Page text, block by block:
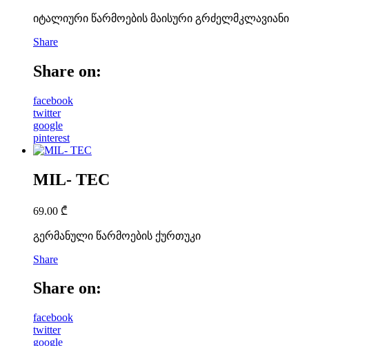
იტალიური წარმოების მაისური გრძელმკლავიანი
Share
Share on:
facebook
twitter
google
pinterest
MIL- TEC
69.00 ₾
გერმანული წარმოების ქურთუკი
Share
Share on:
facebook
twitter
google